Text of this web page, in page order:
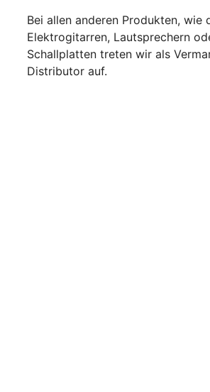
Bei allen anderen Produkten, wie
Elektrogitarren, Lautsprechern
Schallplatten treten wir als
Distributor auf.